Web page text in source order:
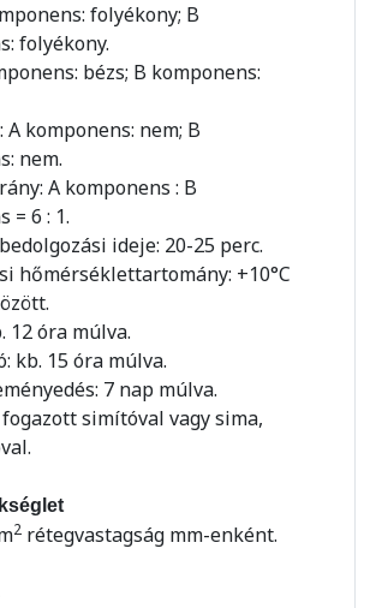
folyékony; B
folyékony.
bézs; B komponens:
A komponens: nem; B
nem.
A komponens : B
= 6 : 1.
ideje: 20-25 perc.
hőmérséklettartomány: +10°C
12 óra múlva.
kb. 15 óra múlva.
7 nap múlva.
simítóval vagy sima,
2 rétegvastagság mm-enként.